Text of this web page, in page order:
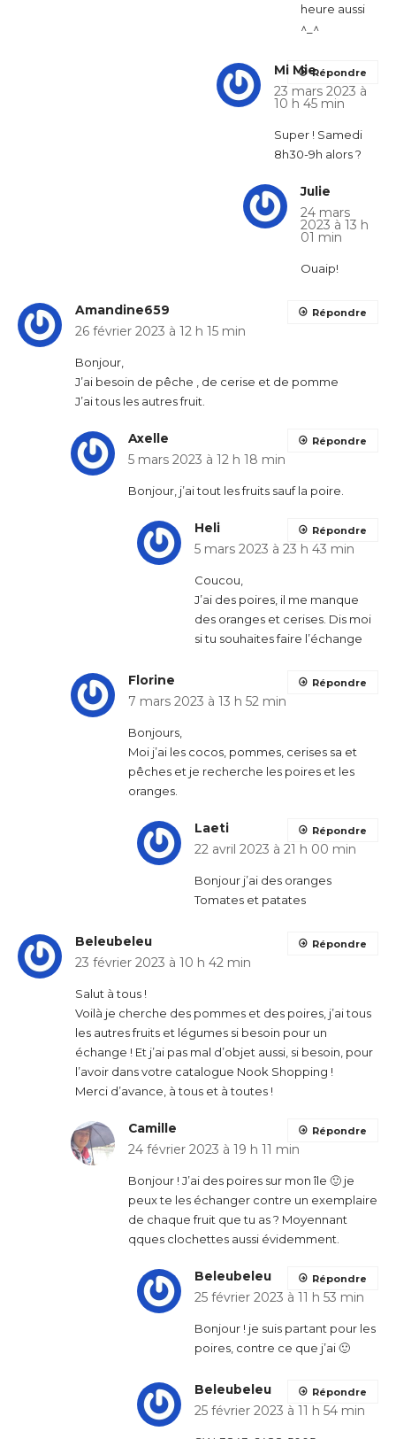
heure aussi
^_^
Mi Mie
23 mars 2023 à
10 h 45 min
Super ! Samedi
8h30-9h alors ?
Répondre
Julie
24 mars
2023 à 13 h
01 min
Ouaip!
Amandine659
26 février 2023 à 12 h 15 min
Bonjour,
J’ai besoin de pêche , de cerise et de pomme
J’ai tous les autres fruit.
Répondre
Axelle
5 mars 2023 à 12 h 18 min
Bonjour, j’ai tout les fruits sauf la poire.
Répondre
Heli
5 mars 2023 à 23 h 43 min
Coucou,
J’ai des poires, il me manque
des oranges et cerises. Dis moi
si tu souhaites faire l’échange
Répondre
Florine
7 mars 2023 à 13 h 52 min
Bonjours,
Moi j’ai les cocos, pommes, cerises sa et
pêches et je recherche les poires et les
oranges.
Répondre
Laeti
22 avril 2023 à 21 h 00 min
Bonjour j’ai des oranges
Tomates et patates
Répondre
Beleubeleu
23 février 2023 à 10 h 42 min
Salut à tous !
Voilà je cherche des pommes et des poires, j’ai tous
les autres fruits et légumes si besoin pour un
échange ! Et j’ai pas mal d’objet aussi, si besoin, pour
l’avoir dans votre catalogue Nook Shopping !
Merci d’avance, à tous et à toutes !
Répondre
Camille
24 février 2023 à 19 h 11 min
Bonjour ! J’ai des poires sur mon île 🙂 je
peux te les échanger contre un exemplaire
de chaque fruit que tu as ? Moyennant
qques clochettes aussi évidemment.
Répondre
Beleubeleu
25 février 2023 à 11 h 53 min
Bonjour ! je suis partant pour les
poires, contre ce que j’ai 🙂
Répondre
Beleubeleu
25 février 2023 à 11 h 54 min
Répondre